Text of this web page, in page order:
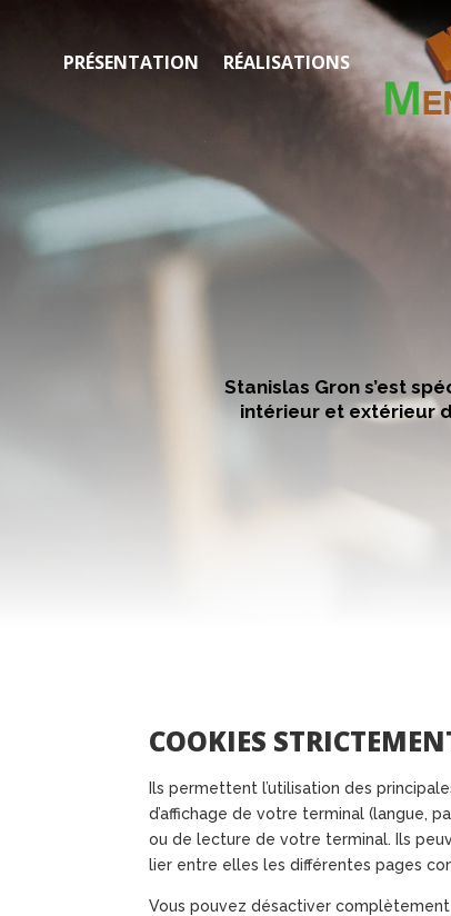
PRÉSENTATION RÉALISATIONS
Stanislas Gron s’est
intérieur et extérieur
COOKIES
Ils permettent l’utilisation des
d’affichage de votre terminal (langue,
ou de lecture de votre terminal. Ils
lier entre elles les différentes pages
Vous pouvez désactiver